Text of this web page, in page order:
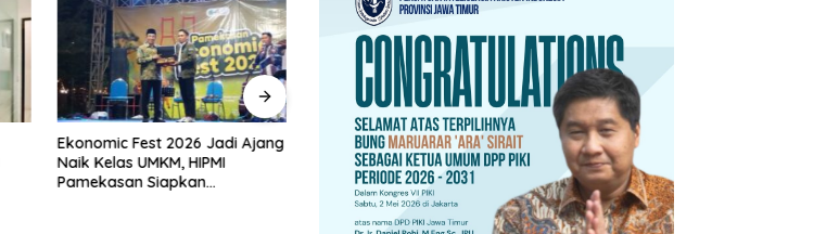
Ekonomic Fest 2026 Jadi Ajang
Naik Kelas UMKM, HIPMI
Pamekasan Siapkan
Bersendikan Pancasila, Prajurit
Divif 2 Kostrad Siap Mengabdi
untuk Negeri